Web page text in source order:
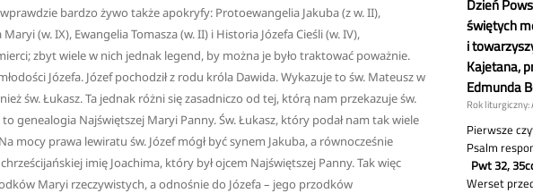
bardzo żywo także apokryfy: Protoewangelia Jakuba (z w. II),
(w. IX), Ewangelia Tomasza (w. II) i Historia Józefa Cieśli (w. IV),
zbyt wiele w nich jednak legend, by można je było traktować poważnie.
Józefa. Józef pochodził z rodu króla Dawida. Wykazuje to św. Mateusz w
św. Łukasz. Ta jednak różni się zasadniczo od tej, którą nam przekazuje św.
genealogia Najświętszej Maryi Panny. Św. Łukasz, który podał nam tak wiele
mocy prawa lewiratu św. Józef mógł być synem Jakuba, a równocześnie
imię Joachima, który był ojcem Najświętszej Panny. Tak więc
Maryi rzeczywistych, a odnośnie do Józefa – jego przodków